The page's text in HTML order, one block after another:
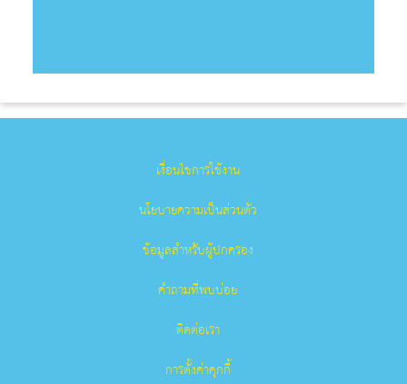
เงื่อนไขการใช้งาน
นโยบายความเป็นส่วนตัว
ข้อมูลสำหรับผู้ปกครอง
คำถามที่พบบ่อย
ติดต่อเรา
การตั้งค่าคุกกี้